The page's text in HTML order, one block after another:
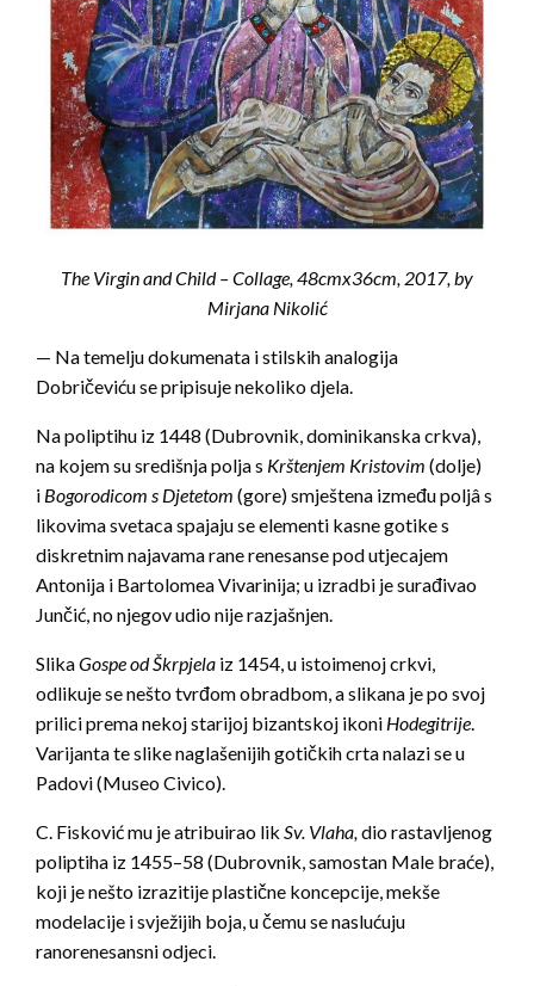
The Virgin and Child – Collage, 48cmx36cm, 2017, by
Mirjana Nikolić
— Na temelju dokumenata i stilskih analogija
Dobričeviću se pripisuje nekoliko djela.
Na poliptihu iz 1448 (Dubrovnik, dominikanska crkva),
na kojem su središnja polja s Krštenjem Kristovim (dolje)
i Bogorodicom s Djetetom (gore) smještena između poljâ s
likovima svetaca spajaju se elementi kasne gotike s
diskretnim najavama rane renesanse pod utjecajem
Antonija i Bartolomea Vivarinija; u izradbi je surađivao
Junčić, no njegov udio nije razjašnjen.
SlikaGospe od Škrpjela iz 1454, u istoimenoj crkvi,
odlikuje se nešto tvrđom obradbom, a slikana je po svoj
prilici prema nekoj starijoj bizantskoj ikoni Hodegitrije.
Varijanta te slike naglašenijih gotičkih crta nalazi se u
Padovi (Museo Civico).
C. Fisković mu je atribuirao lik Sv. Vlaha,dio rastavljenog
poliptiha iz 1455–58 (Dubrovnik, samostan Male braće),
koji je nešto izrazitije plastične koncepcije, mekše
modelacije i svježijih boja, u čemu se naslućuju
ranorenesansni odjeci.